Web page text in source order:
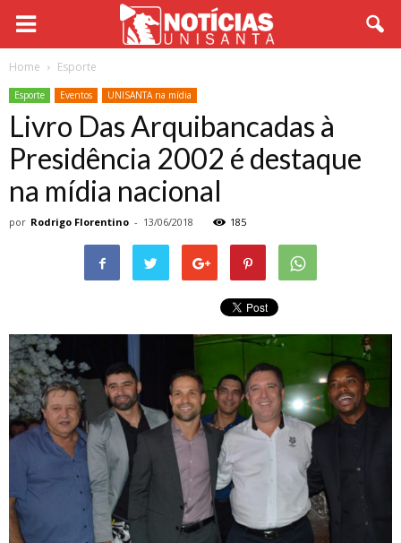
Home Esporte
Esporte Eventos UNISANTA na mídia
Livro Das Arquibancadas à
Presidência 2002 é destaque
na mídia nacional
por Rodrigo Florentino - 13/06/2018 185